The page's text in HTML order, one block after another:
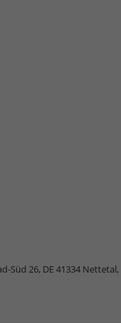
Süd 26, DE 41334 Nettetal,